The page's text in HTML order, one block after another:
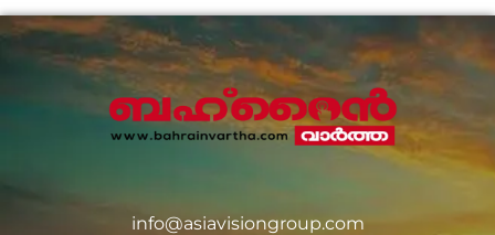
info@asiavisiongroup.com